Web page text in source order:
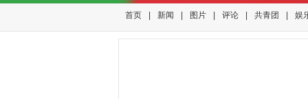
首页 新闻 图片 评论 共青团 娱